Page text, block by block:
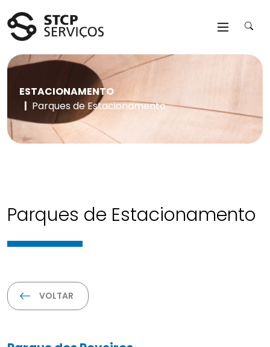
ESTACIONAMENTO
Parques de Estacionamento
Parques de Estacionamento
VOLTAR